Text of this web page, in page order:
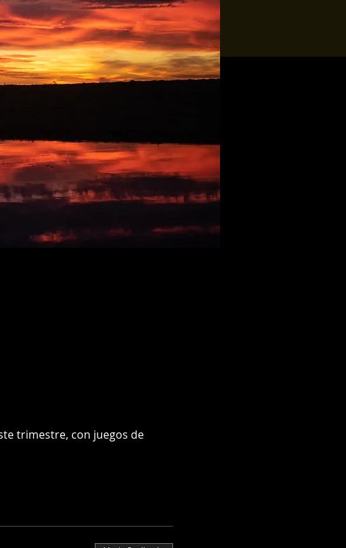
trimestre, con juegos de